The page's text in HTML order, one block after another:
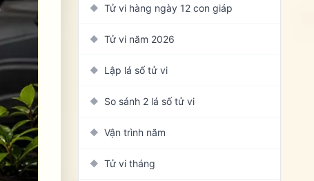
◆ Tử vi hàng ngày 12 con giáp
◆ Tử vi năm 2026
◆ Lập lá số tử vi
◆ So sánh 2 lá số tử vi
◆ Vận trình năm
◆ Tử vi tháng